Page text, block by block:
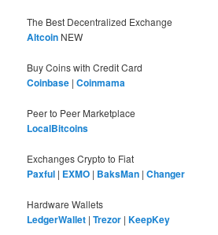
The Best Decentralized Exchange
Altcoin NEW
Buy Coins with Credit Card
Coinbase |Coinmama
Peer to Peer Marketplace
LocalBitcoins
Exchanges Crypto to Fiat
Paxful | EXMO | BaksMan |Changer
Hardware Wallets
LedgerWallet |Trezor |KeepKey